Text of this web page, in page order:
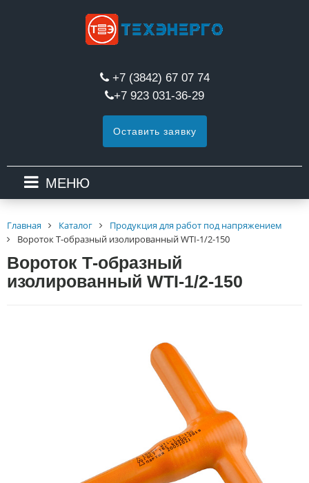
+7 (3842) 67 07 74
+7 923 031-36-29
Оставить заявку
МЕНЮ
Главная Каталог
Продукция для работ под напряжением
Вороток Т-образный изолированный WTI-1/2-150
Вороток Т-образный
изолированный WTI-1/2-150